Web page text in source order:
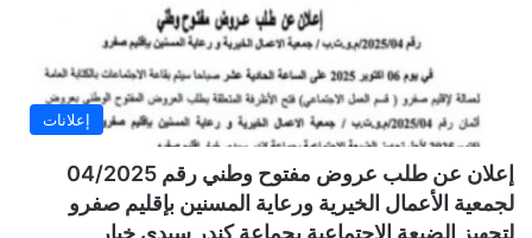
إعلانات
إعلان عن طلب عروض مفتوح وطني رقم 04/2025
لجمعية الأعمال الخيرية ورعاية المسنين بإقليم صفرو